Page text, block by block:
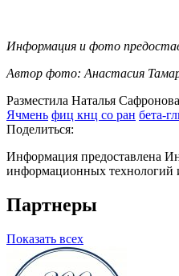
Информация и фото
Автор фото: Анастасия
Разместила Наталья Сафронова
Ячмень фиц кнц со ран бета-
Поделиться:
Информация предоставлена
информационных технологий
Партнеры
Показать всех